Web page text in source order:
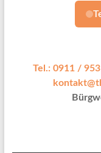
Tel.: 0911 /